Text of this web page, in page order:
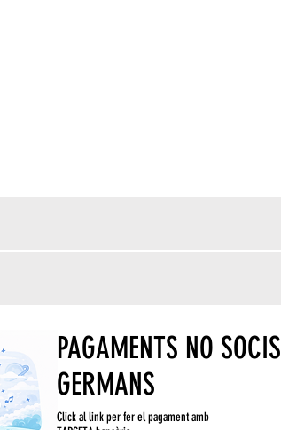
PAGAMENTS NO SOCIS
GERMANS
Click al link per fer el pagament amb